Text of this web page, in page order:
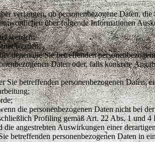
verlangen, ob personenbezogene Daten,
über folgende Informationen
werden;
werden;
denen die Sie betreffenden
Daten oder, falls konkrete
betreffenden personenbezogenen Daten,
die personenbezogenen Daten nicht bei
Profiling gemäß Art. 22 Abs. 1 und
angestrebten Auswirkungen einer
betreffenden personenbezogenen Daten in